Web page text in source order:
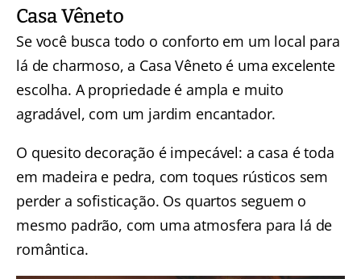
Casa Vêneto
Se você busca todo o conforto em um local para
lá de charmoso, a Casa Vêneto é uma excelente
escolha. A propriedade é ampla e muito
agradável, com um jardim encantador.
O quesito decoração é impecável: a casa é toda
em madeira e pedra, com toques rústicos sem
perder a sofisticação. Os quartos seguem o
mesmo padrão, com uma atmosfera para lá de
romântica.